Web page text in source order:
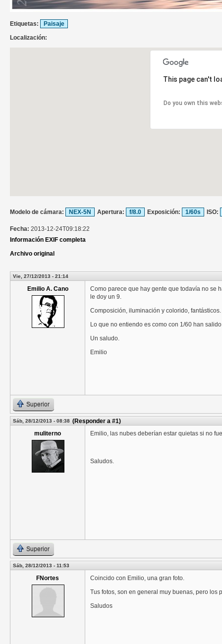
Etiquetas:
Paisaje
Localización:
This page can't
Do you own this
Modelo de cámara: NEX-5N Apertura: f/8.0 Exposición: 1/60s ISO:
Fecha: 2013-12-24T09:18:22
Información EXIF completa
Archivo original
Vie, 27/12/2013 - 21:14
Emilio A. Cano
Como parece que hay gente que todavía no se
le doy un 9.
Composición, iluminación y colorido,
Lo que no entiendo es como con 1/60 han
Un saludo.
Emilio
Superior
Sáb, 28/12/2013 - 08:38 (Responder a #1)
muliterno
Emilio, las nubes deberían estar quietas si no
Saludos.
Superior
Sáb, 28/12/2013 - 11:53
FNortes
Coincido con Emilio, una gran foto.
Tus fotos, son en general muy buenas, pero los
Saludos